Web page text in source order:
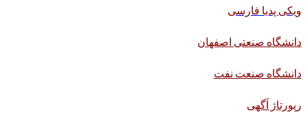
ویکی پدیا فارسی
دانشگاه صنعتی اصفهان
دانشگاه صنعت نفت
رپورتاژ آگهی